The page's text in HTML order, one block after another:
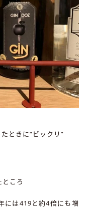
ときに“ビックリ”
ころ
には419と約4倍にも増